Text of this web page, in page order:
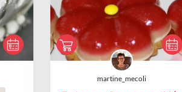
martine_mecoli